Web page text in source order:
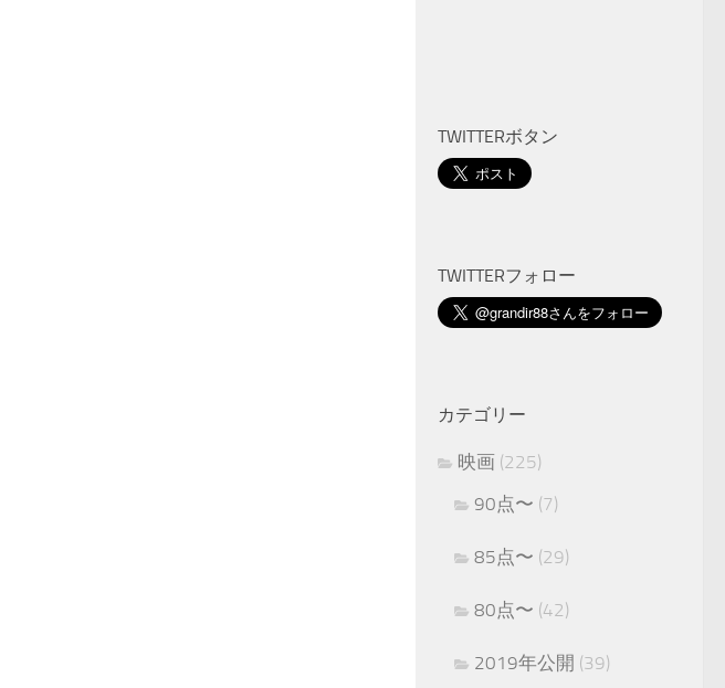
TWITTERボタン
TWITTERフォロー
カテゴリー
映画 (225)
90点〜 (7)
85点〜 (29)
80点〜 (42)
2019年公開 (39)